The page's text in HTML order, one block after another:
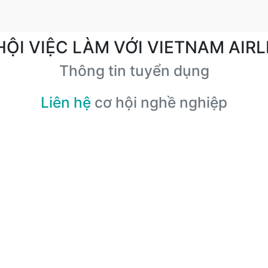
VIỆC LÀM VỚI VIETNAM
Thông tin tuyển dụng
Liên hệ cơ hội nghề nghiệp